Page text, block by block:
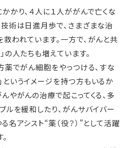
かり、４人に１人ががんで亡くな
術は日進月歩で、さまざまな治
われています。一方で、がんと共
の人たちも増えています。
薬でがん細胞をやっつける、すな
いうイメージを持つ方もいるか
やがんの治療で起こってくる、多
ルを緩和したり、がんサバイバー
名アシスト“薬（役？）”として活躍